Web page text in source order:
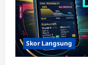
Skor Langsung